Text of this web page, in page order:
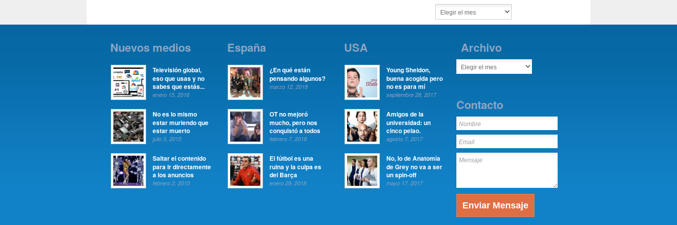
Nuevos medios
Televisión global,
eso que usas y no
sabes que estás...
enero 15, 2016
No es lo mismo
estar muriendo que
estar muerto
julio 3, 2015
Saltar el contenido
para ir directamente
a los anuncios
febrero 2, 2015
España
¿En qué están
pensando algunos?
marzo 12, 2018
OT no mejoró
mucho, pero nos
conquistó a todos
febrero 7, 2018
El fútbol es una
ruina y la culpa es
del Barça
enero 29, 2018
USA
Young Sheldon,
buena acogida pero
no es para mí
septiembre 28, 2017
Amigos de la
universidad: un
cinco pelao.
agosto 7, 2017
No, lo de Anatomía
de Grey no va a ser
un spin-off
mayo 17, 2017
Archivo
Contacto